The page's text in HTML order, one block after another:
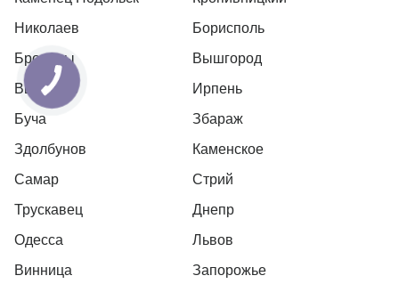
Николаев
Борисполь
Бровары
Вышгород
Вышневе
Ирпень
Буча
Збараж
Здолбунов
Каменское
Самар
Стрий
Трускавец
Днепр
Одесса
Львов
Винница
Запорожье